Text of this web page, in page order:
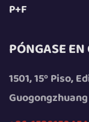
P+F
PÓNGASE
1501, 15º Piso,
Guogongzhuang